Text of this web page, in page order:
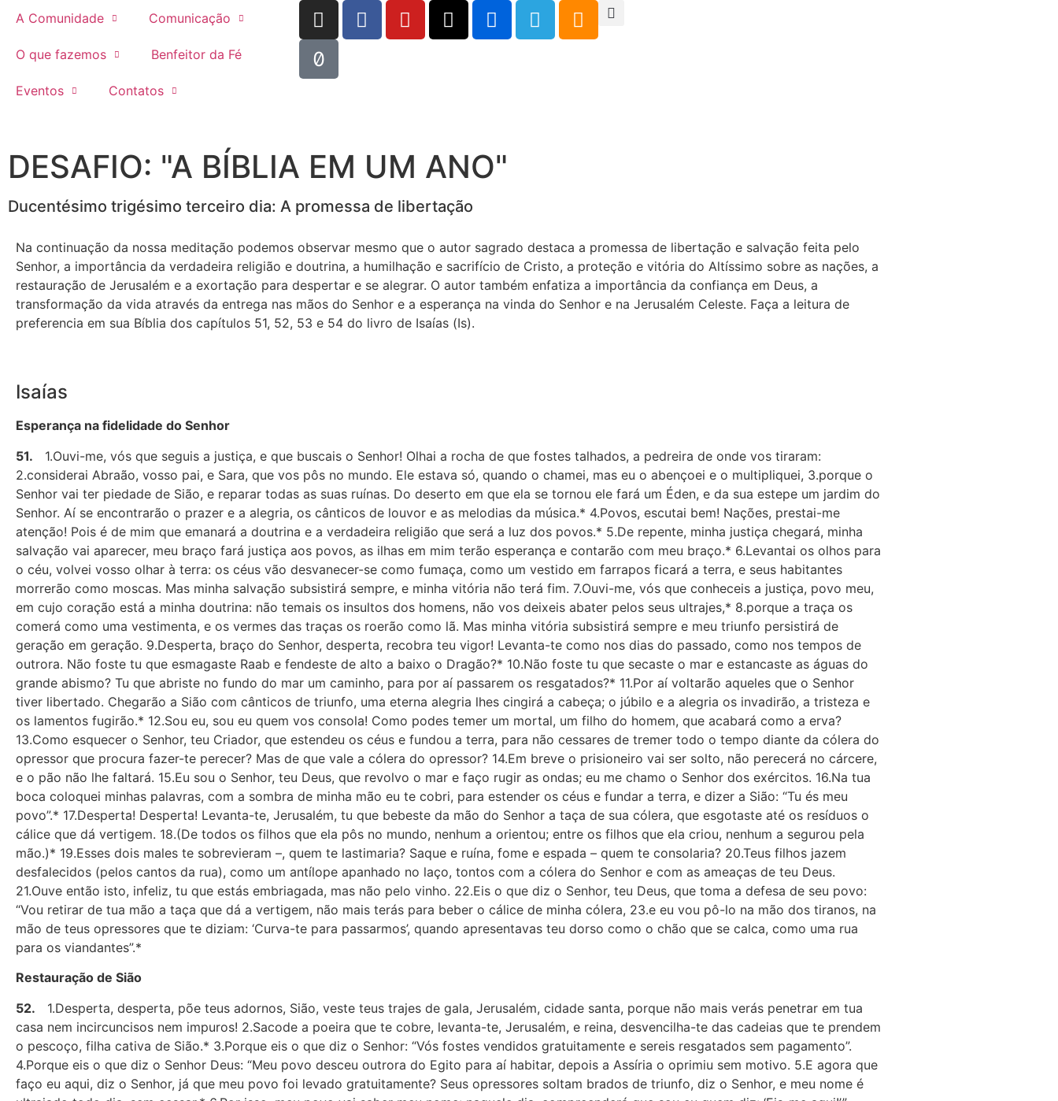
A Comunidade Comunicação
O que fazemos Benfeitor da Fé
Eventos Contatos
DESAFIO: "A BÍBLIA EM UM ANO"
Ducentésimo trigésimo terceiro dia: A promessa de libertação
Na continuação da nossa meditação podemos observar mesmo que o autor sagrado destaca a promessa de libertação e salvação feita pelo
Senhor, a importância da verdadeira religião e doutrina, a humilhação e sacrifício de Cristo, a proteção e vitória do Altíssimo sobre as nações, a
restauração de Jerusalém e a exortação para despertar e se alegrar. O autor também enfatiza a importância da confiança em Deus, a
transformação da vida através da entrega nas mãos do Senhor e a esperança na vinda do Senhor e na Jerusalém Celeste. Faça a leitura de
preferencia em sua Bíblia dos capítulos 51, 52, 53 e 54 do livro de Isaías (Is).
Isaías
Esperança na fidelidade do Senhor
51. 1.Ouvi-me, vós que seguis a justiça, e que buscais o Senhor! Olhai a rocha de que fostes talhados, a pedreira de onde vos tiraram:
2.considerai Abraão, vosso pai, e Sara, que vos pôs no mundo. Ele estava só, quando o chamei, mas eu o abençoei e o multipliquei, 3.porque o
Senhor vai ter piedade de Sião, e reparar todas as suas ruínas. Do deserto em que ela se tornou ele fará um Éden, e da sua estepe um jardim do
Senhor. Aí se encontrarão o prazer e a alegria, os cânticos de louvor e as melodias da música.* 4.Povos, escutai bem! Nações, prestai-me
atenção! Pois é de mim que emanará a doutrina e a verdadeira religião que será a luz dos povos.* 5.De repente, minha justiça chegará, minha
salvação vai aparecer, meu braço fará justiça aos povos, as ilhas em mim terão esperança e contarão com meu braço.* 6.Levantai os olhos para
o céu, volvei vosso olhar à terra: os céus vão desvanecer-se como fumaça, como um vestido em farrapos ficará a terra, e seus habitantes
morrerão como moscas. Mas minha salvação subsistirá sempre, e minha vitória não terá fim. 7.Ouvi-me, vós que conheceis a justiça, povo meu,
em cujo coração está a minha doutrina: não temais os insultos dos homens, não vos deixeis abater pelos seus ultrajes,* 8.porque a traça os
comerá como uma vestimenta, e os vermes das traças os roerão como lã. Mas minha vitória subsistirá sempre e meu triunfo persistirá de
geração em geração. 9.Desperta, braço do Senhor, desperta, recobra teu vigor! Levanta-te como nos dias do passado, como nos tempos de
outrora. Não foste tu que esmagaste Raab e fendeste de alto a baixo o Dragão?* 10.Não foste tu que secaste o mar e estancaste as águas do
grande abismo? Tu que abriste no fundo do mar um caminho, para por aí passarem os resgatados?* 11.Por aí voltarão aqueles que o Senhor
tiver libertado. Chegarão a Sião com cânticos de triunfo, uma eterna alegria lhes cingirá a cabeça; o júbilo e a alegria os invadirão, a tristeza e
os lamentos fugirão.* 12.Sou eu, sou eu quem vos consola! Como podes temer um mortal, um filho do homem, que acabará como a erva?
13.Como esquecer o Senhor, teu Criador, que estendeu os céus e fundou a terra, para não cessares de tremer todo o tempo diante da cólera do
opressor que procura fazer-te perecer? Mas de que vale a cólera do opressor? 14.Em breve o prisioneiro vai ser solto, não perecerá no cárcere,
e o pão não lhe faltará. 15.Eu sou o Senhor, teu Deus, que revolvo o mar e faço rugir as ondas; eu me chamo o Senhor dos exércitos. 16.Na tua
boca coloquei minhas palavras, com a sombra de minha mão eu te cobri, para estender os céus e fundar a terra, e dizer a Sião: “Tu és meu
povo”.* 17.Desperta! Desperta! Levanta-te, Jerusalém, tu que bebeste da mão do Senhor a taça de sua cólera, que esgotaste até os resíduos o
cálice que dá vertigem. 18.(De todos os filhos que ela pôs no mundo, nenhum a orientou; entre os filhos que ela criou, nenhum a segurou pela
mão.)* 19.Esses dois males te sobrevieram –, quem te lastimaria? Saque e ruína, fome e espada – quem te consolaria? 20.Teus filhos jazem
desfalecidos (pelos cantos da rua), como um antílope apanhado no laço, tontos com a cólera do Senhor e com as ameaças de teu Deus.
21.Ouve então isto, infeliz, tu que estás embriagada, mas não pelo vinho. 22.Eis o que diz o Senhor, teu Deus, que toma a defesa de seu povo:
“Vou retirar de tua mão a taça que dá a vertigem, não mais terás para beber o cálice de minha cólera, 23.e eu vou pô-lo na mão dos tiranos, na
mão de teus opressores que te diziam: ‘Curva-te para passarmos’, quando apresentavas teu dorso como o chão que se calca, como uma rua
para os viandantes”.*
Restauração de Sião
52. 1.Desperta, desperta, põe teus adornos, Sião, veste teus trajes de gala, Jerusalém, cidade santa, porque não mais verás penetrar em tua
casa nem incircuncisos nem impuros! 2.Sacode a poeira que te cobre, levanta-te, Jerusalém, e reina, desvencilha-te das cadeias que te prendem
o pescoço, filha cativa de Sião.* 3.Porque eis o que diz o Senhor: “Vós fostes vendidos gratuitamente e sereis resgatados sem pagamento”.
4.Porque eis o que diz o Senhor Deus: “Meu povo desceu outrora do Egito para aí habitar, depois a Assíria o oprimiu sem motivo. 5.E agora que
faço eu aqui, diz o Senhor, já que meu povo foi levado gratuitamente? Seus opressores soltam brados de triunfo, diz o Senhor, e meu nome é